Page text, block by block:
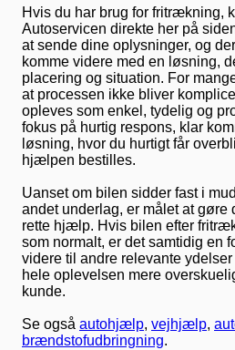
Hvis du har brug for fritrækning,
Autoservicen direkte her på
at sende dine oplysninger, og
komme videre med en løsning,
placering og situation. For
at processen ikke bliver
opleves som enkel, tydelig og
fokus på hurtig respons, klar
løsning, hvor du hurtigt får
hjælpen bestilles.
Uanset om bilen sidder fast i
andet underlag, er målet at gøre
rette hjælp. Hvis bilen efter
som normalt, er det samtidig en
videre til andre relevante
hele oplevelsen mere
kunde.
Se også autohjælp, vejhjælp,
brændstofudbringning.